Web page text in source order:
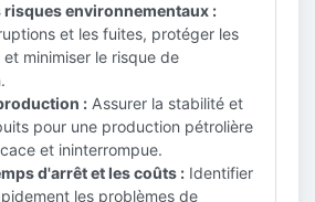
risques environnementaux :
et les fuites, protéger les
minimiser le risque de
: Assurer la stabilité et
pour une production pétrolière
et ininterrompue.
d'arrêt et les coûts : Identifier
les problèmes de